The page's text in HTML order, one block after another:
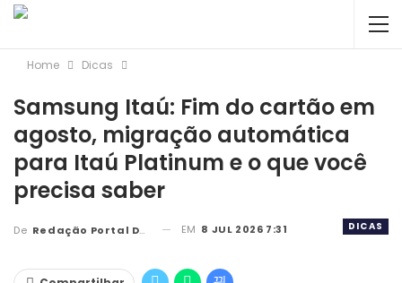
Home Dicas
Samsung Itaú: Fim do cartão em
agosto, migração automática
para Itaú Platinum e o que você
precisa saber
DICAS
De Redação Portal DBC EM 8 JUL 2026 7:31